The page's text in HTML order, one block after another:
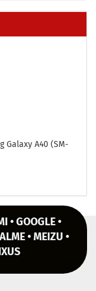
Ga­la­xy A40 (SM-​
• GOOGLE •
• MEIZU •